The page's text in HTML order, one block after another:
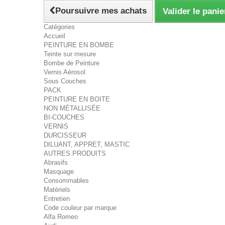
Poursuivre mes achats Valider le
Catégories
Accueil
PEINTURE EN BOMBE
Teinte sur mesure
Bombe de Peinture
Vernis Aérosol
Sous Couches
PACK
PEINTURE EN BOITE
NON MÉTALLISÉE
BI-COUCHES
VERNIS
DURCISSEUR
DILUANT, APPRET, MASTIC
AUTRES PRODUITS
Abrasifs
Masquage
Consommables
Matériels
Entretien
Code couleur par marque
Alfa Romeo